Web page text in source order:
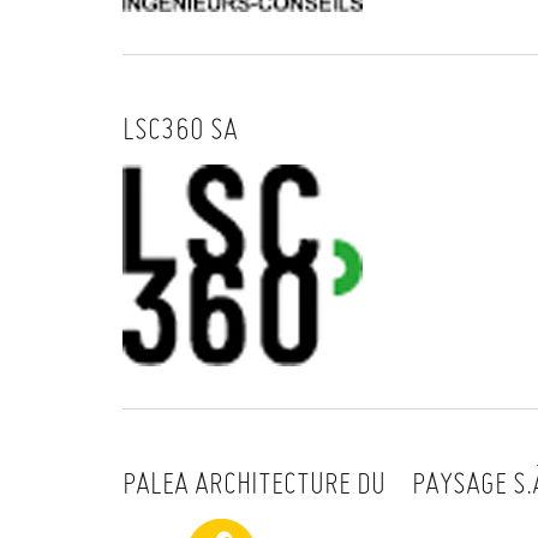
LSC360 SA
PALEA ARCHITECTURE DU PAYSAGE